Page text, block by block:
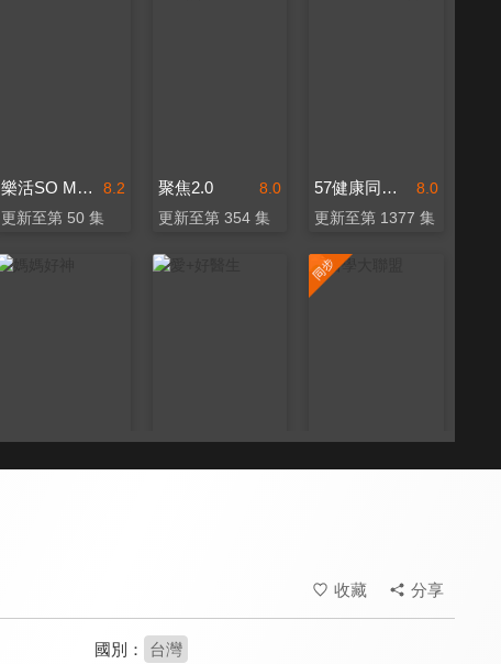
8.2
樂活SO MUCH
更新至第 50 集
8.0
聚焦2.0
更新至第 354 集
8.0
57健康同學會
更新至第 1377 集
收藏 分享
國別： 台灣